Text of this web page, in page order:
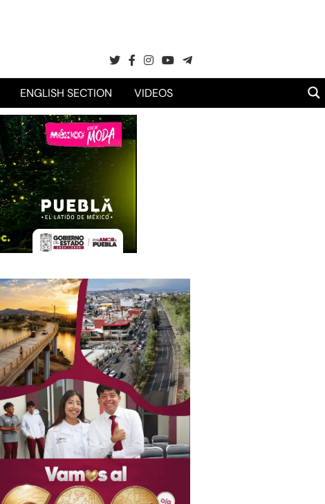
ENGLISH SECTION VIDEOS